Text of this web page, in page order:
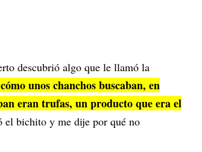
descubrió algo que le llamó la
unos chanchos buscaban, en
eran trufas, un producto que era el
el bichito y me dije por qué no